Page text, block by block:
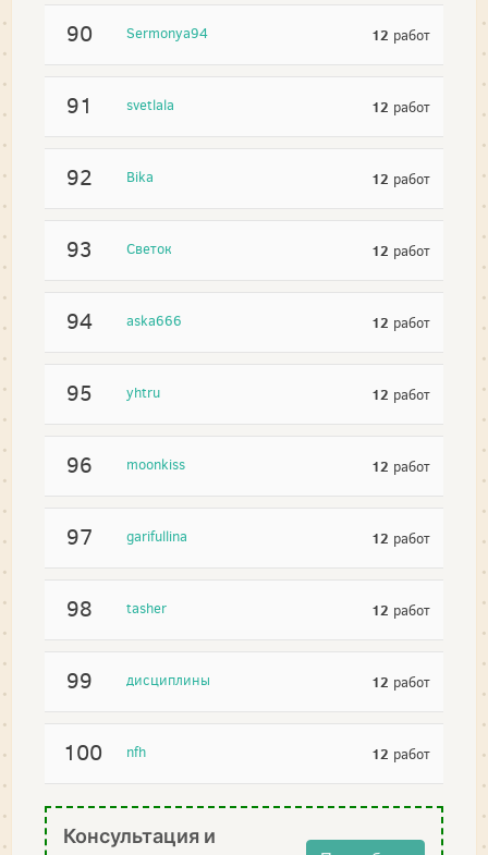
90 Sermonya94 12 работ
91 svetlala 12 работ
92 Bika 12 работ
93 Светок 12 работ
94 aska666 12 работ
95 yhtru 12 работ
96 moonkiss 12 работ
97 garifullina 12 работ
98 tasher 12 работ
99 дисциплины 12 работ
100 nfh 12 работ
Консультация и